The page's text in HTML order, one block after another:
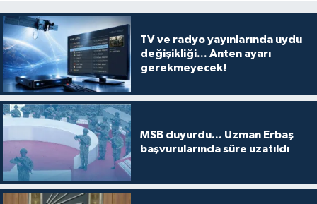
TV ve radyo yayınlarında uydu
değişikliği... Anten ayarı
gerekmeyecek!
MSB duyurdu... Uzman Erbaş
başvurularında süre uzatıldı